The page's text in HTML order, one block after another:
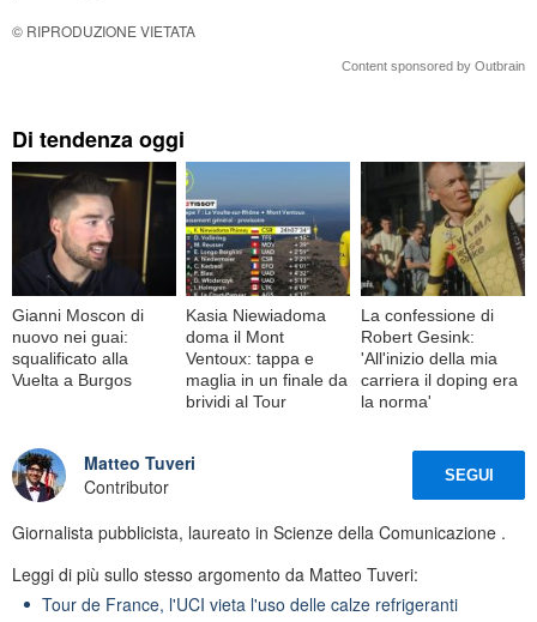
© RIPRODUZIONE VIETATA
Content sponsored by Outbrain
Di tendenza oggi
Gianni Moscon di
nuovo nei guai:
squalificato alla
Vuelta a Burgos
Kasia Niewiadoma
doma il Mont
Ventoux: tappa e
maglia in un finale da
brividi al Tour
La confessione di
Robert Gesink:
'All'inizio della mia
carriera il doping era
la norma'
Matteo Tuveri
Contributor
SEGUI
Giornalista pubblicista, laureato in Scienze della Comunicazione .
Leggi di più sullo stesso argomento da Matteo Tuveri:
Tour de France, l'UCI vieta l'uso delle calze refrigeranti